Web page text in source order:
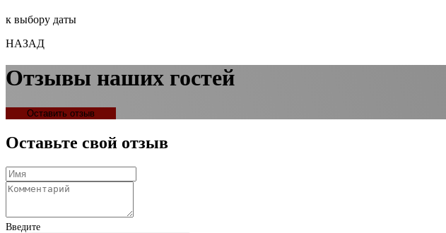
к выбору даты
НАЗАД
Отзывы наших гостей
Оставить отзыв
Оставьте свой отзыв
Введите